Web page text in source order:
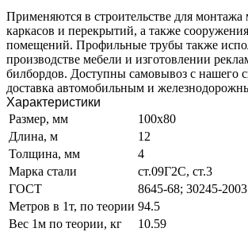
Применяются в строительстве для монтажа
каркасов и перекрытий, а также
помещений. Профильные трубы также
производстве мебели и изготовлении
билбордов. Доступны самовывоз с нашего
доставка автомобильным и
Характеристики
Размер, мм
100х80
Длина, м
12
Толщина, мм
4
Марка стали
ст.09Г2С, ст.3
ГОСТ
8645-68; 30245-2003
Метров в 1т, по теории 94.5
Вес 1м по теории, кг
10.59